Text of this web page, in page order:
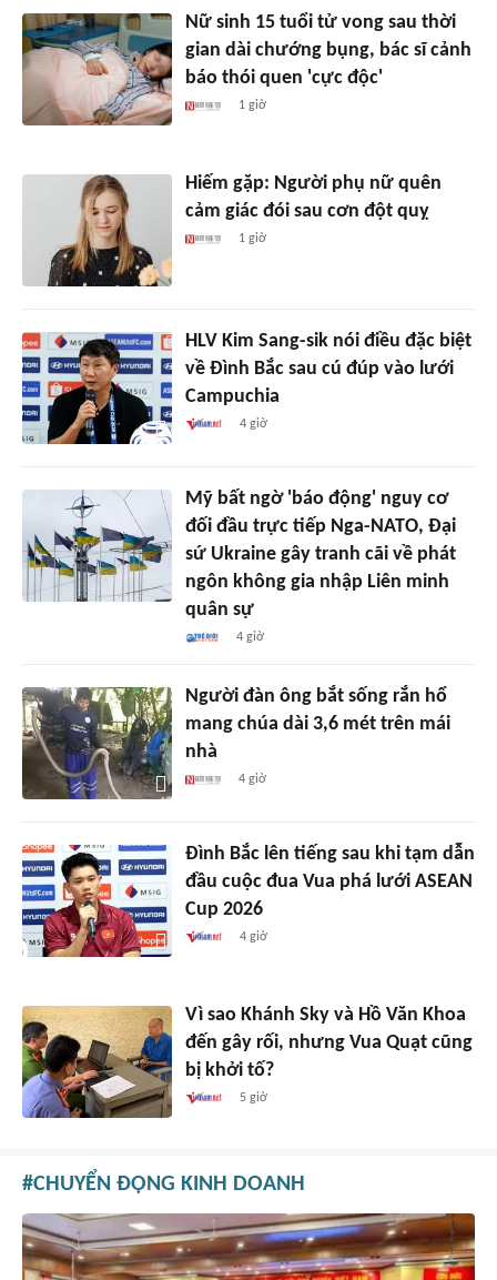
Nữ sinh 15 tuổi tử vong sau thời
gian dài chướng bụng, bác sĩ cảnh
báo thói quen 'cực độc'
1 giờ
Hiếm gặp: Người phụ nữ quên
cảm giác đói sau cơn đột quỵ
1 giờ
HLV Kim Sang-sik nói điều đặc biệt
về Đình Bắc sau cú đúp vào lưới
Campuchia
4 giờ
Mỹ bất ngờ 'báo động' nguy cơ
đối đầu trực tiếp Nga-NATO, Đại
sứ Ukraine gây tranh cãi về phát
ngôn không gia nhập Liên minh
quân sự
4 giờ
Người đàn ông bắt sống rắn hổ
mang chúa dài 3,6 mét trên mái
nhà
4 giờ
Đình Bắc lên tiếng sau khi tạm dẫn
đầu cuộc đua Vua phá lưới ASEAN
Cup 2026
4 giờ
Vì sao Khánh Sky và Hồ Văn Khoa
đến gây rối, nhưng Vua Quạt cũng
bị khởi tố?
5 giờ
CHUYỂN ĐỘNG KINH DOANH